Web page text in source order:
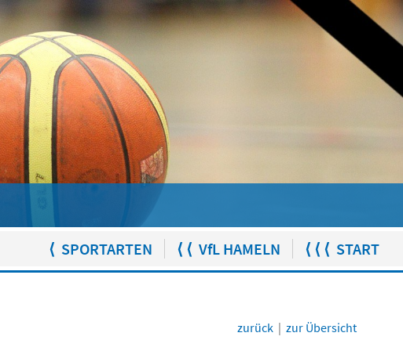
⟨ SPORTARTEN ⟨ ⟨ VfL HAMELN ⟨ ⟨ ⟨ START
zurück |zur Übersicht